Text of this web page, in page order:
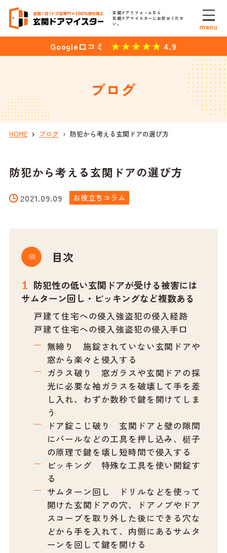
玄関ドアリフォ－ムなら
玄関ドアマイスターにお任せくださ
い。
Google口コミ 4.9
menu
ブログ
HOME ブログ 防犯から考える玄関ドアの選び方
防犯から考える玄関ドアの選び方
2021.09.09 お役立ちコラム
目次
防犯性の低い玄関ドアが受ける被害には
サムターン回し・ピッキングなど複数ある
戸建て住宅への侵入強盗犯の侵入経路
戸建て住宅への侵入強盗犯の侵入手口
無締り 施錠されていない玄関ドアや
窓から楽々と侵入する
ガラス破り 窓ガラスや玄関ドアの採
光に必要な袖ガラスを破壊して手を差
し入れ、わずか数秒で鍵を開けてしま
う
ドア錠こじ破り 玄関ドアと壁の隙間
にバールなどの工具を押し込み、梃子
の原理で鍵を壊し短時間で侵入する
ピッキング 特殊な工具を使い開錠す
る
サムターン回し ドリルなどを使って
開けた玄関ドアの穴、ドアノブやドア
スコープを取り外した後にできる穴な
どから手を入れて、内側にあるサムタ
ーンを回して鍵を開ける